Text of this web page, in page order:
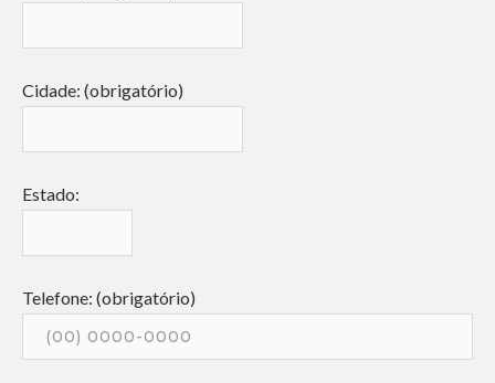
Cidade: (obrigatório)
Estado:
Telefone: (obrigatório)